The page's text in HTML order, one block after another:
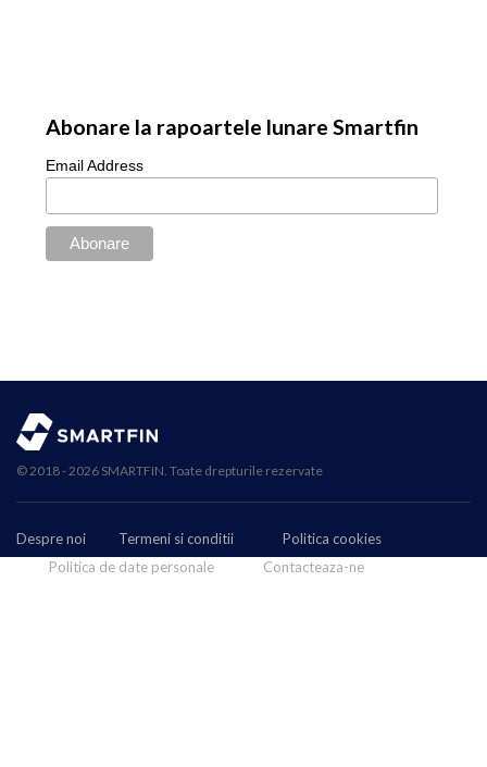
Abonare la rapoartele lunare Smartfin
Email Address
© 2018 - 2026 SMARTFIN. Toate drepturile rezervate
Despre noi Termeni si conditii
Politica cookies
Politica de date personale
Contacteaza-ne